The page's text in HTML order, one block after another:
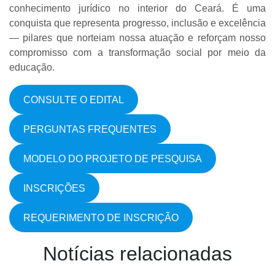
conhecimento jurídico no interior do Ceará. É uma
conquista que representa progresso, inclusão e excelência
— pilares que norteiam nossa atuação e reforçam nosso
compromisso com a transformação social por meio da
educação.
CONSULTE O EDITAL
PERGUNTAS FREQUENTES
MODELO DO PROJETO DE PESQUISA
INSCRIÇÕES
REQUERIMENTO DE INSCRIÇÃO
Notícias relacionadas